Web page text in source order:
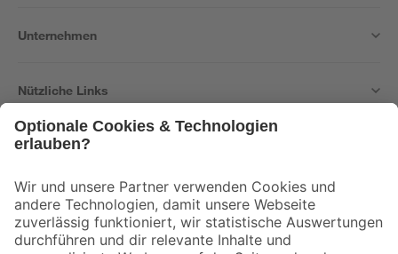
Unternehmen
Nützliche Links
Der toom Newsletter: Keine Angebote und Aktionen mehr verpassen!
Zur Newsletter Anmeldung